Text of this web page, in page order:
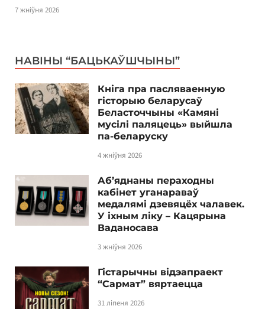
7 жніўня 2026
НАВІНЫ “БАЦЬКАЎШЧЫНЫ”
Кніга пра пасляваенную
гісторыю беларусаў
Беласточчыны «Камяні
мусілі паляцець» выйшла
па-беларуску
4 жніўня 2026
Аб’яднаны пераходны
кабінет уганараваў
медалямі дзевяцёх чалавек.
У іхным ліку – Кацярына
Ваданосава
3 жніўня 2026
Гістарычны відэапраект
“Сармат” вяртаецца
31 ліпеня 2026